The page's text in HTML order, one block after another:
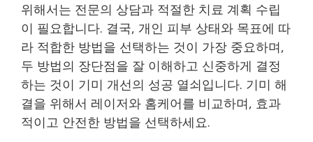
위해서는 전문의 상담과 적절한 치료 계획 수립
이 필요합니다. 결국, 개인 피부 상태와 목표에 따
라 적합한 방법을 선택하는 것이 가장 중요하며,
두 방법의 장단점을 잘 이해하고 신중하게 결정
하는 것이 기미 개선의 성공 열쇠입니다. 기미 해
결을 위해서 레이저와 홈케어를 비교하며, 효과
적이고 안전한 방법을 선택하세요.